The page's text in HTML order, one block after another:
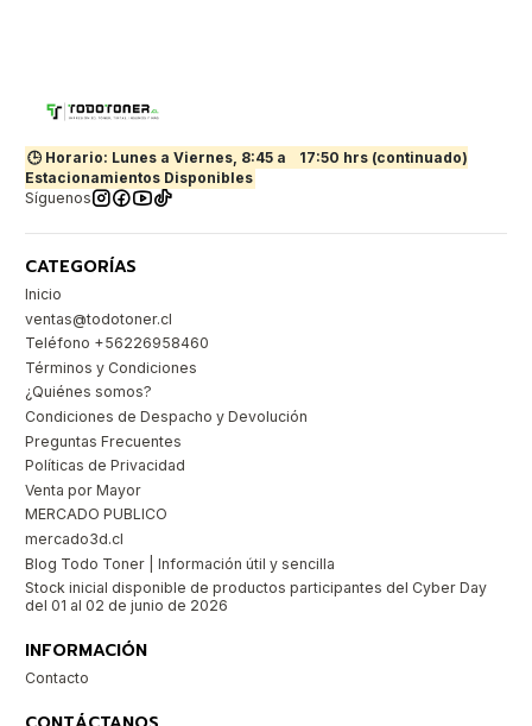
🕒 Horario: Lunes a Viernes, 8:45 a
17:50 hrs (continuado)
Estacionamientos Disponibles
Síguenos
CATEGORÍAS
Inicio
ventas@todotoner.cl
Teléfono +56226958460
Términos y Condiciones
¿Quiénes somos?
Condiciones de Despacho y Devolución
Preguntas Frecuentes
Políticas de Privacidad
Venta por Mayor
MERCADO PUBLICO
mercado3d.cl
Blog Todo Toner | Información útil y sencilla
Stock inicial disponible de productos participantes del Cyber Day
del 01 al 02 de junio de 2026
INFORMACIÓN
Contacto